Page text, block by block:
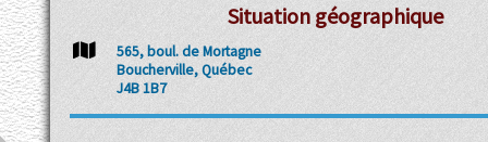
Situation géographique
565, boul. de Mortagne
Boucherville, Québec
J4B 1B7